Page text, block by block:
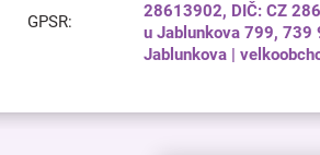
GPSR:
28613902, DIČ: CZ
u Jablunkova 799, 739
Jablunkova |